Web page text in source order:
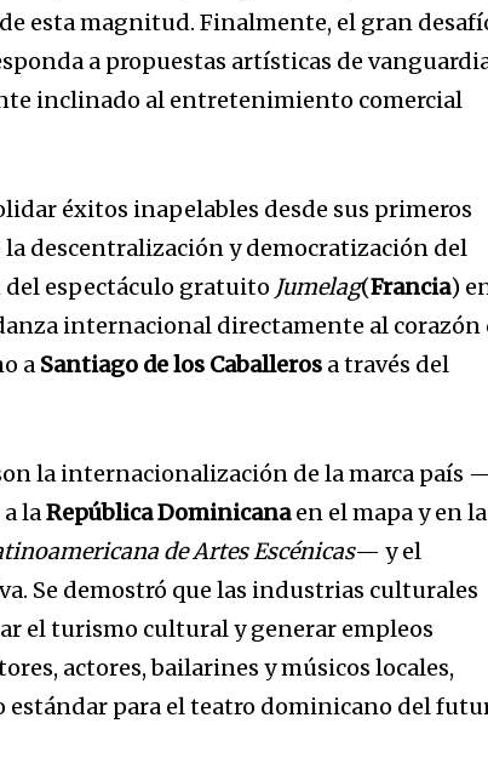
esta magnitud. Finalmente, el gran
a propuestas artísticas de
inclinado al entretenimiento comercial
éxitos inapelables desde sus primeros
la descentralización y democratización del
espectáculo gratuito Jumelag(Francia)
internacional directamente al corazón
a Santiago de los Caballeros a través del
la internacionalización de la marca país
a laRepública Dominicanaen el mapa y en la
de Artes Escénicas— y el
Se demostró que las industrias culturales
el turismo cultural y generar empleos
actores, bailarines y músicos locales,
estándar para el teatro dominicano del